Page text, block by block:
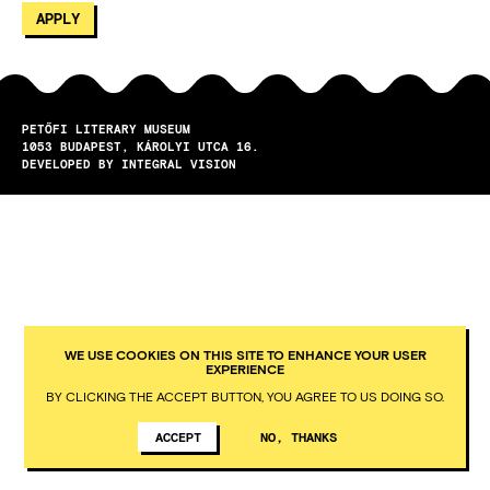
PETŐFI LITERARY MUSEUM
1053
BUDAPEST
KÁROLYI UTCA 16.
DEVELOPED BY INTEGRAL VISION
WE USE COOKIES ON THIS SITE TO ENHANCE YOUR USER
EXPERIENCE
BY CLICKING THE ACCEPT BUTTON, YOU AGREE TO US DOING SO.
ACCEPT NO, THANKS